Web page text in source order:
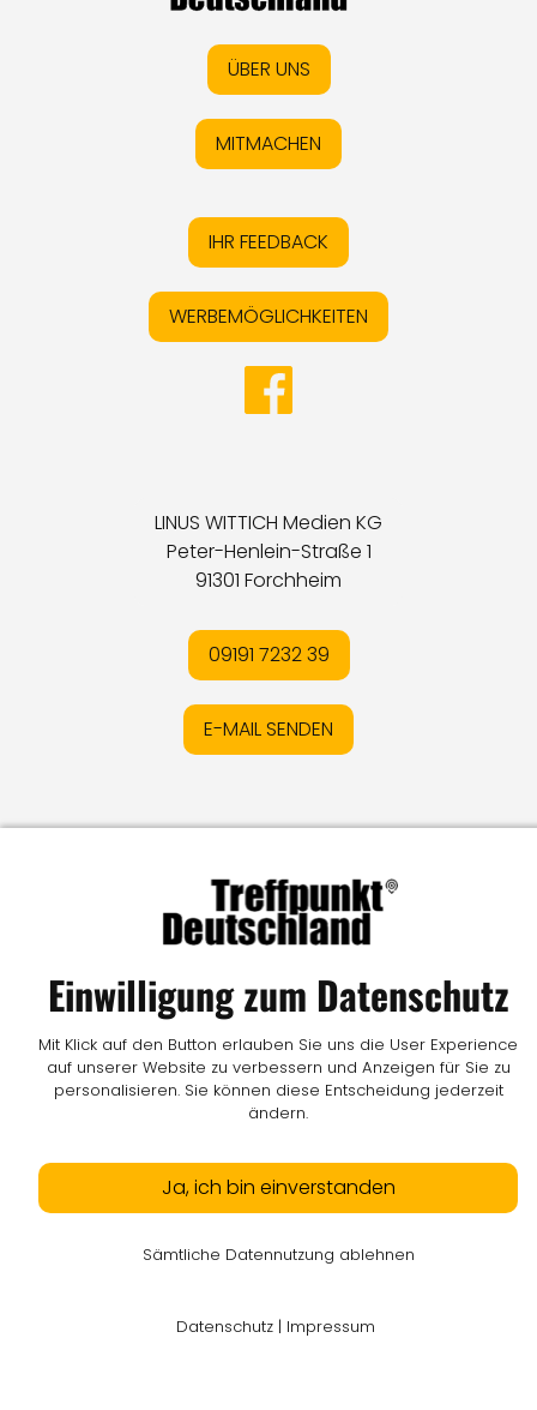
ÜBER UNS
MITMACHEN
IHR FEEDBACK
WERBEMÖGLICHKEITEN
LINUS WITTICH Medien KG
Peter-Henlein-Straße 1
91301 Forchheim
09191 7232 39
E-MAIL SENDEN
ImpressumIDatenschutzIOnline-Streitschlichtung
© LW Medien GmbH
Einwilligung zum Datenschutz
Mit Klick auf den Button erlauben Sie uns die User Experience
auf unserer Website zu verbessern und Anzeigen für Sie zu
personalisieren. Sie können diese Entscheidung jederzeit
ändern.
Ja, ich bin einverstanden
Sämtliche Datennutzung ablehnen
Datenschutz | Impressum